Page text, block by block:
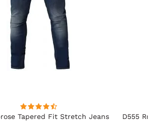
Tapered Fit Stretch Jeans
D555